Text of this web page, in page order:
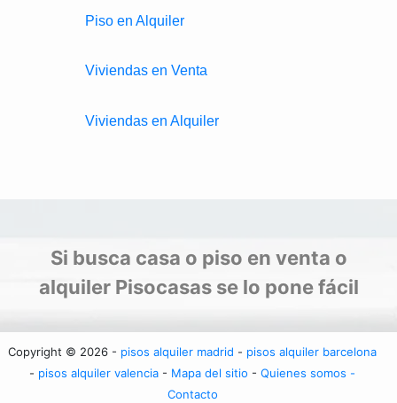
Piso en Alquiler
Viviendas en Venta
Viviendas en Alquiler
Si busca casa o piso en venta o
alquiler Pisocasas se lo pone fácil
Copyright © 2026 - pisos alquiler madrid - pisos alquiler barcelona
- pisos alquiler valencia - Mapa del sitio -Quienes somos -
Contacto